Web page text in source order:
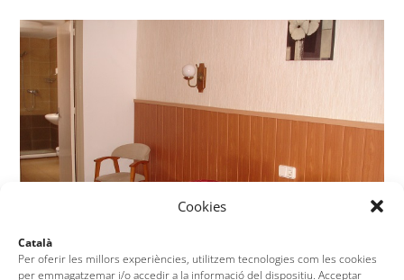
Cookies
Català
Per oferir les millors experiències, utilitzem tecnologies com les cookies
per emmagatzemar i/o accedir a la informació del dispositiu. Acceptar